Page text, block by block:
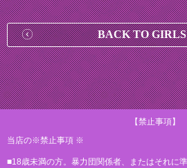
BACK TO
【禁止事項】
当店の※禁止事項 ※
■18歳未満の方。暴力団関係者、またはそれに